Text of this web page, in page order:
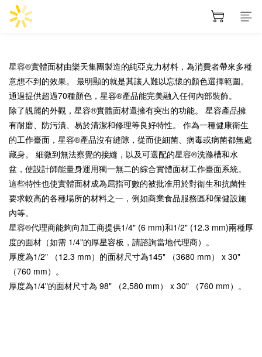
星容®實體面材由樂天集團製造的純亞克力材料，為消費者帶來多種
意想不到的效果。 最明顯的就是其讓人難以忘懷的顏色選擇範圍。
通過提供超過70種顏色，星容®產品能完美融入任何內部裝飾。
除了靚麗的外觀，星容®實體面材還擁有突出的功能。 星容產品擁
有耐磨、防污漬、易於清潔和修理等良好特性。 作為一種健康衛生
的工作臺面，星容®產品沒有縫隙，從而使細菌、病毒或病菌都無處
藏身。 細微到無法察覺的接縫，以及可選配的星容®洗滌槽和水
盆，使設計師能量身運用獨一無二的綜合實體面材工作臺面系統。
這些特性也使實體面材成為屈指可數的被批准用於對衛生和抗菌性
要求較高的各種場所的材料之一，例如商業食品服務區和保健設施
內等。
星容®代理商能夠向加工商提供1/4" (6 mm)和1/2" (12.3 mm)兩種厚
度的面材（如需 1/4"的厚星容板，請諮詢當地代理商）。
厚度為1/2" （12.3 mm）的面材尺寸為145" （3680 mm） x 30"
（760 mm）。
厚度為1/4"的面材尺寸為 98" （2,580 mm） x 30" （760 mm）。